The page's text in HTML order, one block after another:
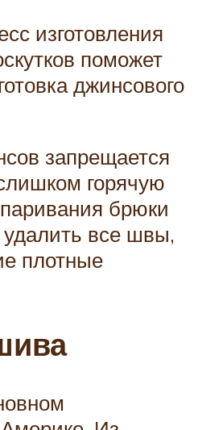
изготовления
поможет
джинсового
запрещается
горячую
брюки
удалить все швы,
плотные